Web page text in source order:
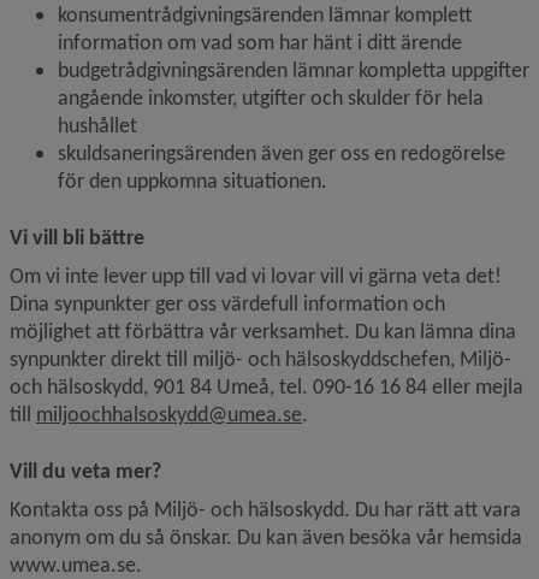
konsumentrådgivningsärenden lämnar komplett
information om vad som har hänt i ditt ärende
budgetrådgivningsärenden lämnar kompletta uppgifter
angående inkomster, utgifter och skulder för hela
hushållet
skuldsaneringsärenden även ger oss en redogörelse
för den uppkomna situationen.
Vi vill bli bättre
Om vi inte lever upp till vad vi lovar vill vi gärna veta det!
Dina synpunkter ger oss värdefull information och
möjlighet att förbättra vår verksamhet. Du kan lämna dina
synpunkter direkt till miljö- och hälsoskyddschefen, Miljö-
och hälsoskydd, 901 84 Umeå, tel. 090-16 16 84 eller mejla
till miljoochhalsoskydd@umea.se.
Vill du veta mer?
Kontakta oss på Miljö- och hälsoskydd. Du har rätt att vara
anonym om du så önskar. Du kan även besöka vår hemsida
www.umea.se.